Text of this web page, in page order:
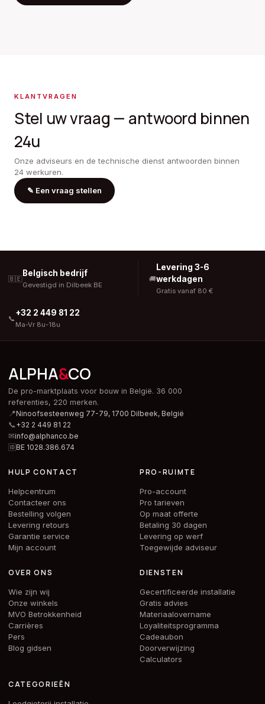
KLANTVRAGEN
Stel uw vraag — antwoord binnen
24u
Onze adviseurs en de technische dienst antwoorden binnen
24 werkuren.
✎ Een vraag stellen
🇧🇪
Belgisch bedrijf
Gevestigd in Dilbeek BE
🚚
Levering 3-6
werkdagen
Gratis vanaf 80 €
📞
+32 2 449 81 22
Ma-Vr 8u-18u
ALPHA&CO
De pro-marktplaats voor bouw in België. 36 000
referenties, 220 merken.
📍Ninoofsesteenweg 77-79, 1700 Dilbeek, België
📞+32 2 449 81 22
✉info@alphanco.be
🆔BE 1028.386.674
HULP CONTACT
Helpcentrum
Contacteer ons
Bestelling volgen
Levering retours
Garantie service
Mijn account
PRO-RUIMTE
Pro-account
Pro tarieven
Op maat offerte
Betaling 30 dagen
Levering op werf
Toegewijde adviseur
OVER ONS
Wie zijn wij
Onze winkels
MVO Betrokkenheid
Carrières
Pers
Blog gidsen
DIENSTEN
Gecertificeerde installatie
Gratis advies
Materiaalovername
Loyaliteitsprogramma
Cadeaubon
Doorverwijzing
Calculators
CATEGORIEËN